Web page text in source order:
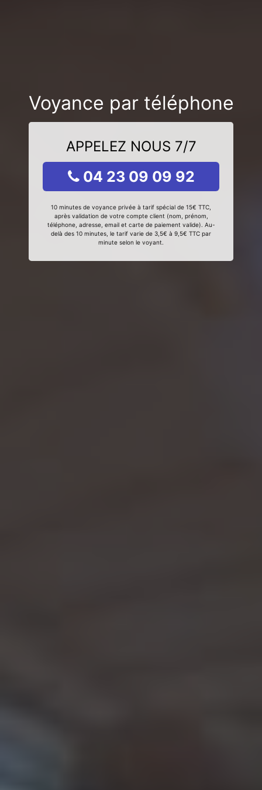
Voyance par téléphone
APPELEZ NOUS 7/7
04 23 09 09 92
10 minutes de voyance privée à tarif spécial de 15€ TTC,
après validation de votre compte client (nom, prénom,
téléphone, adresse, email et carte de paiement valide). Au-
delà des 10 minutes, le tarif varie de 3,5€ à 9,5€ TTC par
minute selon le voyant.